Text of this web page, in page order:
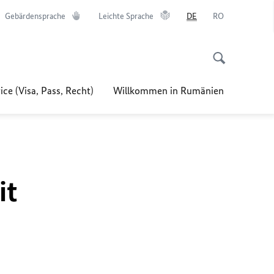
Gebärdensprache Leichte Sprache DE RO
(Visa, Pass, Recht) Willkommen in Rumänien